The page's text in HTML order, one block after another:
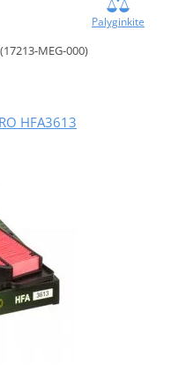
Palyginkite
MEG-000)
HFA3613